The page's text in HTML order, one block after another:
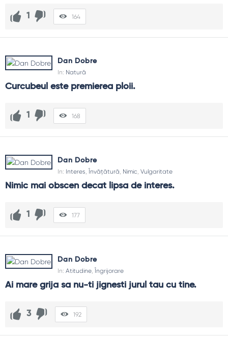
1 164
Dan Dobre
In: Natură
Curcubeul este premierea ploii.
1 168
Dan Dobre
In: Interes, Învățătură, Nimic, Vulgaritate
Nimic mai obscen decat lipsa de interes.
1 177
Dan Dobre
In: Atitudine, Îngrijorare
Ai mare grija sa nu-ti jignesti jurul tau cu tine.
3 192